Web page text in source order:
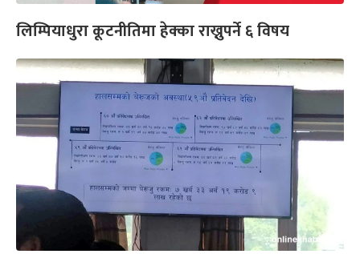
लिम्पियाधुरा कूटनीतिमा हेक्का राख्नुपर्ने ६ विषय